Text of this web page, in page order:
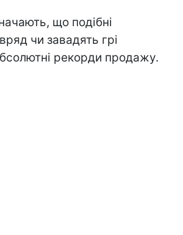
що подібні
чи завадять грі
рекорди продажу.